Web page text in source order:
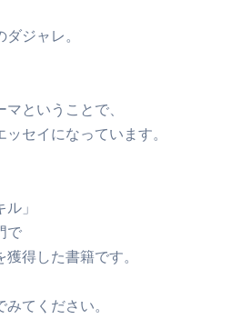
ジャレ。
マということで、
セイになっています。
」
で
獲得した書籍です。
てください。